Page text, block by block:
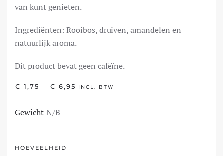
van kunt genieten.
Ingrediënten: Rooibos, druiven, amandelen en
natuurlijk aroma.
Dit product bevat geen cafeïne.
€ 1,75 – € 6,95 PRIJSKLASSE:
INCL. BTW
Gewicht N/B
HOEVEELHEID